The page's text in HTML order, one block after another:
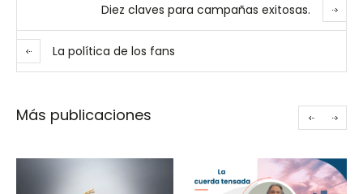
Diez claves para campañas exitosas.
La política de los fans
Más publicaciones